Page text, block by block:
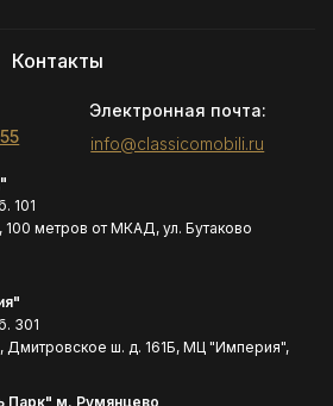
Контакты
Электронная почта:
info@classicomobili.ru
101
метров от МКАД, ул. Бутаково
301
Дмитровское ш. д. 161Б, МЦ "Империя",
Парк" м. Румянцево